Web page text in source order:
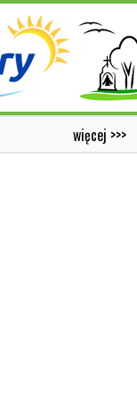
więcej >>>